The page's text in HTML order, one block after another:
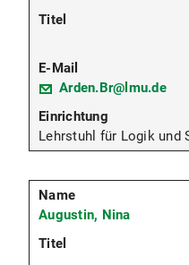
Arden.Br@lmu.de
Lehrstuhl für Logik und
Augustin, Nina